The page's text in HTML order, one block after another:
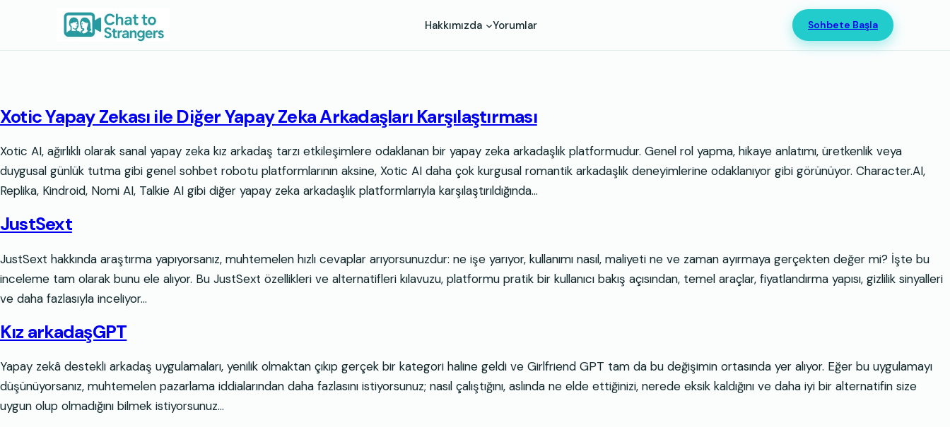
Hakkımızda Yorumlar Sohbete Başla
Xotic Yapay Zekası ile Diğer Yapay Zeka Arkadaşları Karşılaştırması
Xotic AI, ağırlıklı olarak sanal yapay zeka kız arkadaş tarzı etkileşimlere odaklanan bir yapay zeka arkadaşlık platformudur. Genel rol yapma, hikaye anlatımı, üretkenlik veya
duygusal günlük tutma gibi genel sohbet robotu platformlarının aksine, Xotic AI daha çok kurgusal romantik arkadaşlık deneyimlerine odaklanıyor gibi görünüyor. Character.AI,
Replika, Kindroid, Nomi AI, Talkie AI gibi diğer yapay zeka arkadaşlık platformlarıyla karşılaştırıldığında…
JustSext
JustSext hakkında araştırma yapıyorsanız, muhtemelen hızlı cevaplar arıyorsunuzdur: ne işe yarıyor, kullanımı nasıl, maliyeti ne ve zaman ayırmaya gerçekten değer mi? İşte bu
inceleme tam olarak bunu ele alıyor. Bu JustSext özellikleri ve alternatifleri kılavuzu, platformu pratik bir kullanıcı bakış açısından, temel araçlar, fiyatlandırma yapısı, gizlilik sinyalleri
ve daha fazlasıyla inceliyor…
Kız arkadaşGPT
Yapay zekâ destekli arkadaş uygulamaları, yenilik olmaktan çıkıp gerçek bir kategori haline geldi ve Girlfriend GPT tam da bu değişimin ortasında yer alıyor. Eğer bu uygulamayı
düşünüyorsanız, muhtemelen pazarlama iddialarından daha fazlasını istiyorsunuz; nasıl çalıştığını, aslında ne elde ettiğinizi, nerede eksik kaldığını ve daha iyi bir alternatifin size
uygun olup olmadığını bilmek istiyorsunuz…